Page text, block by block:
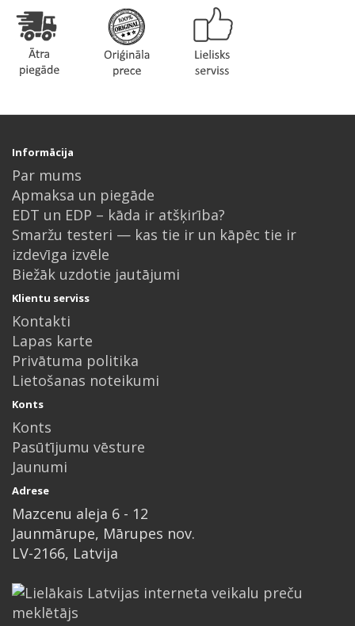
Informācija
Par mums
Apmaksa un piegāde
EDT un EDP – kāda ir atšķirība?
Smaržu testeri — kas tie ir un kāpēc tie ir
izdevīga izvēle
Biežāk uzdotie jautājumi
Klientu serviss
Kontakti
Lapas karte
Privātuma politika
Lietošanas noteikumi
Konts
Konts
Pasūtījumu vēsture
Jaunumi
Adrese
Mazcenu aleja 6 - 12
Jaunmārupe, Mārupes nov.
LV-2166, Latvija